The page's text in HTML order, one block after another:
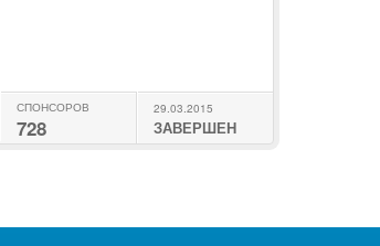
СПОНСОРОВ
728
29.03.2015
ЗАВЕРШЕН